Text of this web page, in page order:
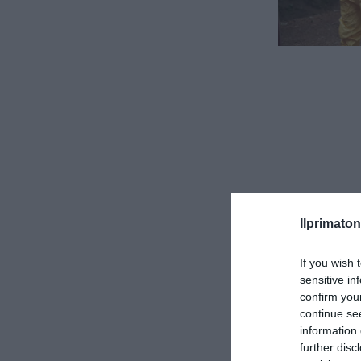
If you wish
sensitive
confirm
continue
information
further
Questa,
pubblicato